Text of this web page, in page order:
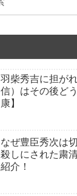
羽柴秀吉に担が
信）はその後ど
康】
なぜ豊臣秀次は
殺しにされた粛
紹介！